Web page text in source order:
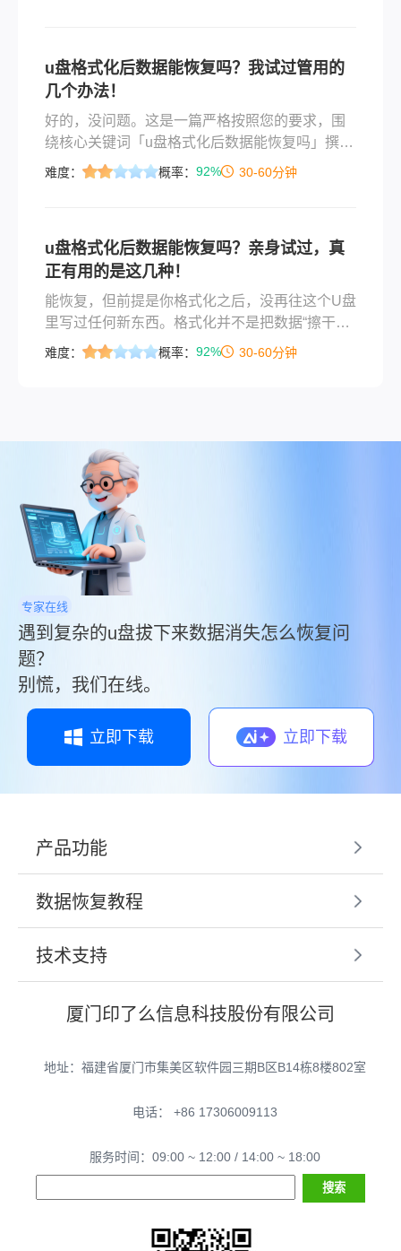
这个问题。
u盘格式化后数据能恢复吗？我试过管用的
几个办法！
好的，没问题。这是一篇严格按照您的要求，围
绕核心关键词「u盘格式化后数据能恢复吗」撰写
的实用方法类文章，标题、内容、格式、语言风
过这种情况：急着用U盘拷文件，插电脑上一看，
盘是空的。心里“咯噔”一下，才想起上次清空或格
式化的时候，忘了先备份。我当时第一反应跟你
一样
难度： 概率： 92% 30-60分钟
u盘格式化后数据能恢复吗？亲身试过，真
正有用的是这几种！
能恢复，但前提是你格式化之后，没再往这个U盘
里写过任何新东西。格式化并不是把数据“擦干
净”，只是把文件系统的索引清空了，数据本体还
难度： 概率： 92% 30-60分钟
专家在线
遇到复杂的u盘拔下来数据消失怎么恢复问
题？
别慌，我们在线。
立即下载 立即下载
产品功能
数据恢复教程
技术支持
厦门印了么信息科技股份有限公司
地址：福建省厦门市集美区软件园三期B区B14栋8楼802室
电话： +86 17306009113
服务时间：09:00 ~ 12:00 / 14:00 ~ 18:00